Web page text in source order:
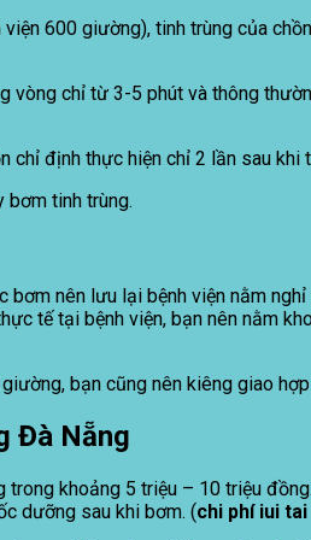
viện 600 giường), tinh trùng của
chỉ từ 3-5 phút và thông
định thực hiện chỉ 2 lần sau
bơm tinh trùng.
bơm nên lưu lại bệnh viện nằm
tế tại bệnh viện, bạn nên nằm
bạn cũng nên kiêng giao
Đà Nẵng
khoảng 5 triệu – 10 triệu
dưỡng sau khi bơm. (chi phí iui tai